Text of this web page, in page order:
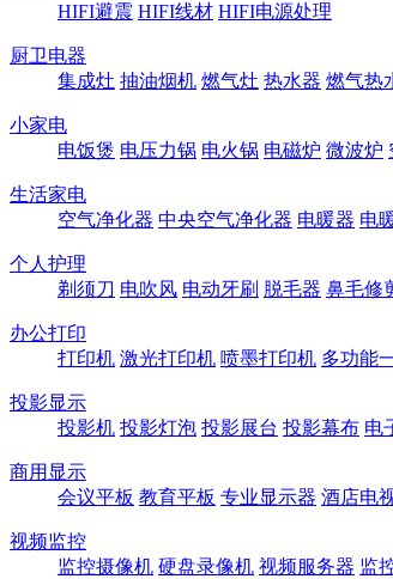
HIFI避震 HIFI线材 HIFI电源处理
厨卫电器
集成灶 抽油烟机 燃气灶 热水器 燃气热
小家电
电饭煲 电压力锅 电火锅 电磁炉 微波炉
生活家电
空气净化器 中央空气净化器 电暖器 电
个人护理
剃须刀 电吹风 电动牙刷 脱毛器 鼻毛修
办公打印
打印机 激光打印机 喷墨打印机 多功能
投影显示
投影机 投影灯泡 投影展台 投影幕布 电
商用显示
会议平板 教育平板 专业显示器 酒店电
视频监控
监控摄像机 硬盘录像机 视频服务器 监